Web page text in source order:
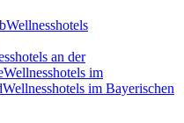
Wellnesshotels
an der
Wellnesshotels im
Wellnesshotels im Bayerischen